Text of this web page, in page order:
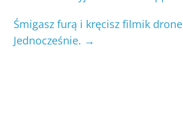
Śmigasz furą i kręcisz filmik
Jednocześnie. →